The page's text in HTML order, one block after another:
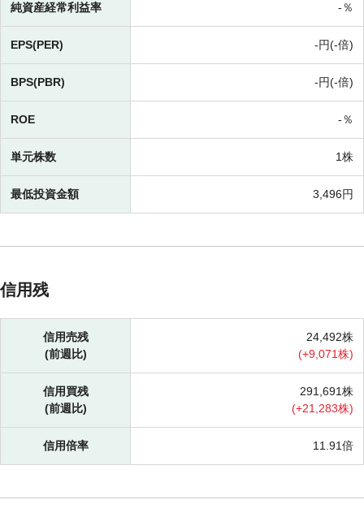
純資産経常利益率 -％
EPS(PER) -円(-倍)
BPS(PBR) -円(-倍)
ROE -％
単元株数 1株
最低投資金額 3,496円
信用残
信用売残
(前週比)
24,492株
(+9,071株)
信用買残
(前週比)
291,691株
(+21,283株)
信用倍率 11.91倍